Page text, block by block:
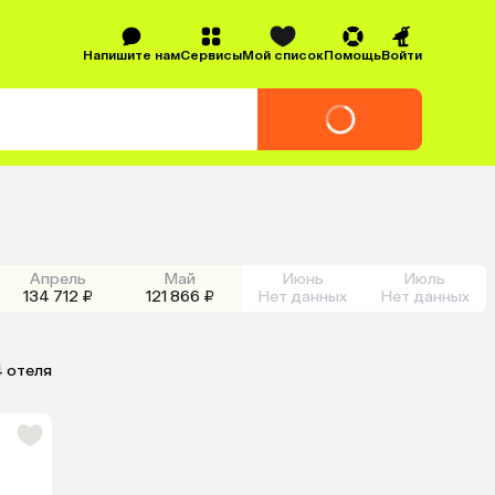
Напишите намСервисыМой списокПомощьВойти
Апрель
134 712 ₽
Май
121 866 ₽
Июнь
Нет данных
Июль
Нет данных
отеля